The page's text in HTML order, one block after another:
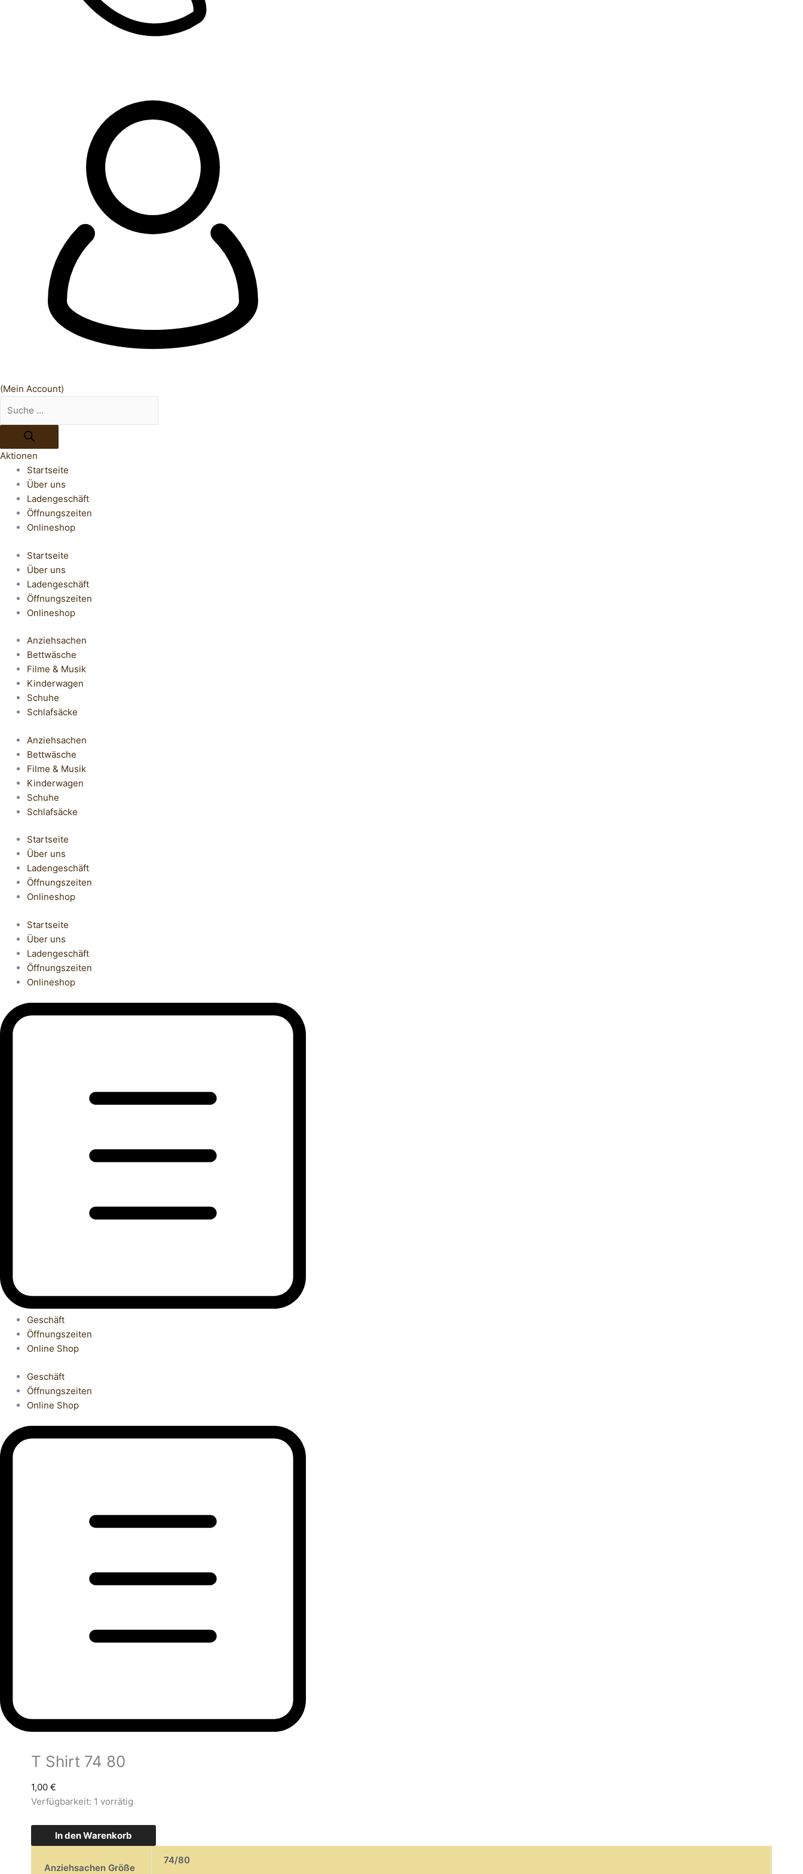
(Mein Account)
Aktionen
Startseite
Über uns
Ladengeschäft
Öffnungszeiten
Onlineshop
Startseite
Über uns
Ladengeschäft
Öffnungszeiten
Onlineshop
Anziehsachen
Bettwäsche
Filme & Musik
Kinderwagen
Schuhe
Schlafsäcke
Anziehsachen
Bettwäsche
Filme & Musik
Kinderwagen
Schuhe
Schlafsäcke
Startseite
Über uns
Ladengeschäft
Öffnungszeiten
Onlineshop
Startseite
Über uns
Ladengeschäft
Öffnungszeiten
Onlineshop
Geschäft
Öffnungszeiten
Online Shop
Geschäft
Öffnungszeiten
Online Shop
T Shirt 74 80
1,00 €
Verfügbarkeit: 1 vorrätig
In den Warenkorb
Anziehsachen Größe
74/80